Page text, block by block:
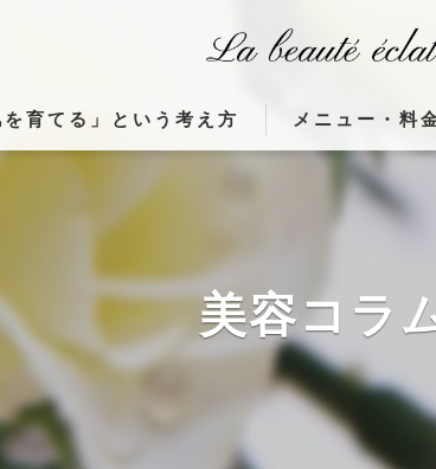
を育てる」という考え方
心・体がつながる理由」
でどんな変化が起こるのか」
な時間が美しさを育てる理由」
メニュー・料
使用機器（ウィン
フランス製 高周
貼るだけウィン
フランス製高
美容コラ